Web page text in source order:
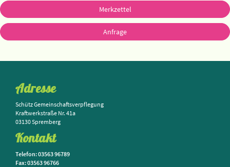
Merkzettel
Anfrage
Adresse
Schütz Gemeinschaftsverpflegung
Kraftwerkstraße Nr. 41a
03130 Spremberg
Kontakt
Telefon: 03563 96789
Fax: 03563 96766